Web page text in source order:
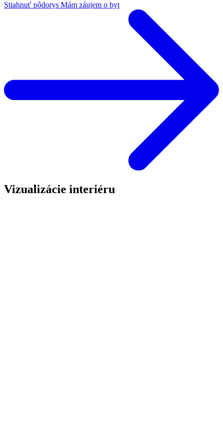
Stiahnuť pôdorys Mám záujem o byt
Vizualizácie interiéru